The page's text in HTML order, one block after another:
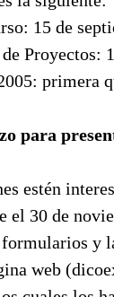
15 de
Proyectos:
primera
para
estén
el 30 de
y
web